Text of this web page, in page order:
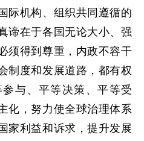
际机构、组织共同遵循的
谛在于各国无论大小、强
须得到尊重，内政不容干
制度和发展道路，都有权
与、平等决策、平等受
化，努力使全球治理体系
家利益和诉求，提升发展